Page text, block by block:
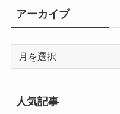
リ
ー
アーカイブ
ブ
人気記事